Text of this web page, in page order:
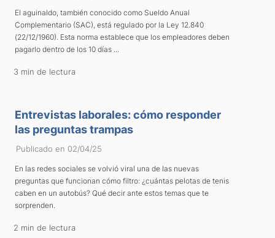
El aguinaldo, también conocido como Sueldo Anual
Complementario (SAC), está regulado por la Ley 12.840
(22/12/1960). Esta norma establece que los empleadores deben
pagarlo dentro de los 10 días ...
3 min de lectura
Entrevistas laborales: cómo responder
las preguntas trampas
Publicado en 02/04/25
En las redes sociales se volvió viral una de las nuevas
preguntas que funcionan cómo filtro: ¿cuántas pelotas de tenis
caben en un autobús? Qué decir ante estos temas que te
sorprenden.
2 min de lectura